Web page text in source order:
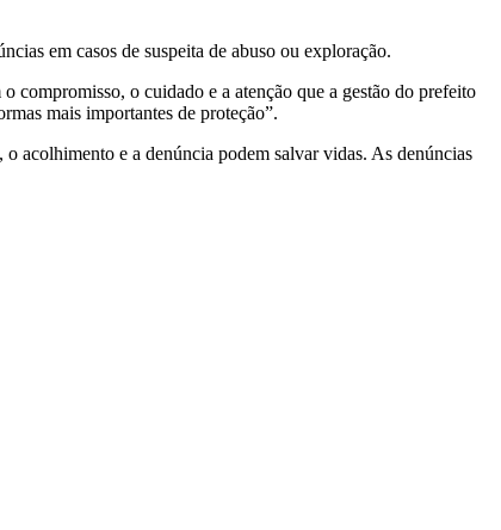
em casos de suspeita de abuso ou exploração.
compromisso, o cuidado e a atenção que a gestão do prefeito
mais importantes de proteção”.
acolhimento e a denúncia podem salvar vidas. As denúncias